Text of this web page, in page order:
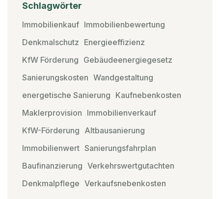
Schlagwörter
Immobilienkauf Immobilienbewertung
Denkmalschutz Energieeffizienz
KfW Förderung Gebäudeenergiegesetz
Sanierungskosten Wandgestaltung
energetische Sanierung Kaufnebenkosten
Maklerprovision Immobilienverkauf
KfW-Förderung Altbausanierung
Immobilienwert Sanierungsfahrplan
Baufinanzierung Verkehrswertgutachten
Denkmalpflege Verkaufsnebenkosten